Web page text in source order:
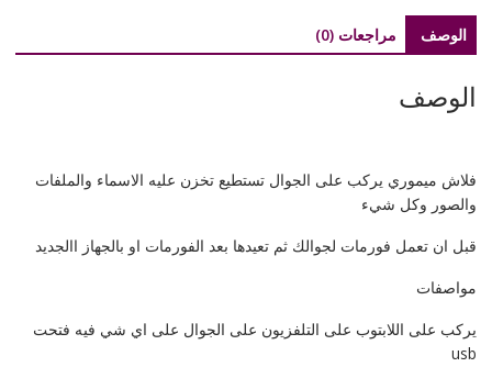
لضياع
الملفات
الوصف مراجعات (0)
الوصف
فلاش ميموري يركب على الجوال تستطيع تخزن عليه الاسماء والملفات
والصور وكل شيء
قبل ان تعمل فورمات لجوالك ثم تعيدها بعد الفورمات او بالجهاز االجديد
مواصفات
يركب على اللابتوب على التلفزيون على الجوال على اي شي فيه فتحت
usb